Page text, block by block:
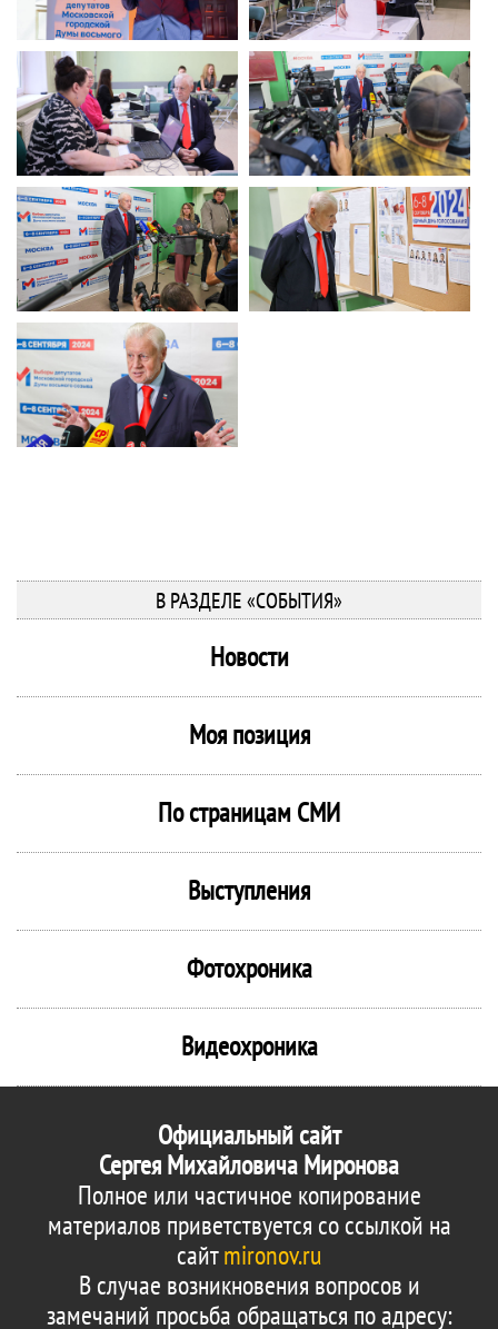
В РАЗДЕЛЕ «СОБЫТИЯ»
Новости
Моя позиция
По страницам СМИ
Выступления
Фотохроника
Видеохроника
Официальный сайт
Сергея Михайловича Миронова
Полное или частичное копирование
материалов приветствуется со ссылкой на
сайтmironov.ru
В случае возникновения вопросов и
замечаний просьба обращаться по адресу: